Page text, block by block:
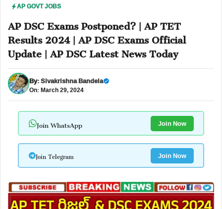
AP GOVT JOBS
AP DSC Exams Postponed? | AP TET
Results 2024 | AP DSC Exams Official
Update | AP DSC Latest News Today
By:Sivakrishna Bandela
On: March 29, 2024
Join WhatsApp Join Now
Join Telegram Join Now